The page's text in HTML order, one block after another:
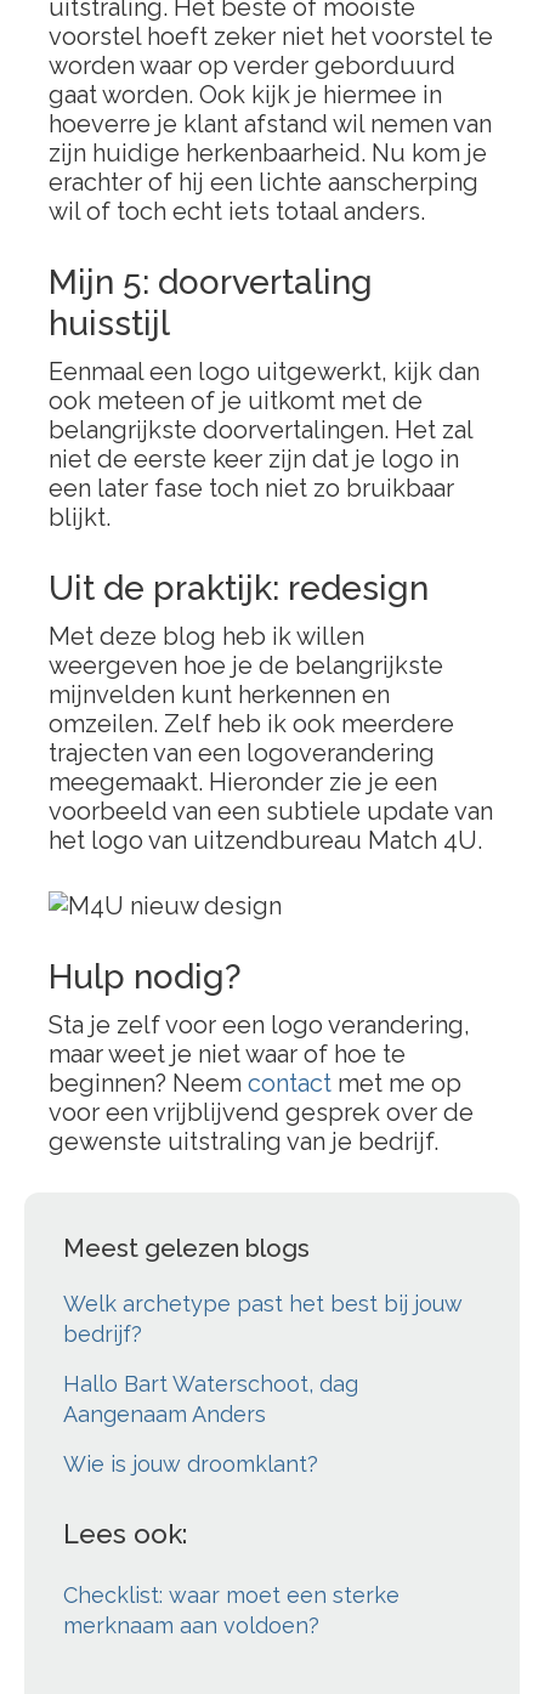
uitstraling. Het beste of mooiste
voorstel hoeft zeker niet het voorstel te
worden waar op verder geborduurd
gaat worden. Ook kijk je hiermee in
hoeverre je klant afstand wil nemen van
zijn huidige herkenbaarheid. Nu kom je
erachter of hij een lichte aanscherping
wil of toch echt iets totaal anders.
Mijn 5: doorvertaling
huisstijl
Eenmaal een logo uitgewerkt, kijk dan
ook meteen of je uitkomt met de
belangrijkste doorvertalingen. Het zal
niet de eerste keer zijn dat je logo in
een later fase toch niet zo bruikbaar
blijkt.
Uit de praktijk: redesign
Met deze blog heb ik willen
weergeven hoe je de belangrijkste
mijnvelden kunt herkennen en
omzeilen. Zelf heb ik ook meerdere
trajecten van een logoverandering
meegemaakt. Hieronder zie je een
voorbeeld van een subtiele update van
het logo van uitzendbureau Match 4U.
Hulp nodig?
Sta je zelf voor een logo verandering,
maar weet je niet waar of hoe te
beginnen? Neem contact met me op
voor een vrijblijvend gesprek over de
gewenste uitstraling van je bedrijf.
Meest gelezen blogs
Welk archetype past het best bij jouw
bedrijf?
Hallo Bart Waterschoot, dag
Aangenaam Anders
Wie is jouw droomklant?
Lees ook:
Checklist: waar moet een sterke
merknaam aan voldoen?